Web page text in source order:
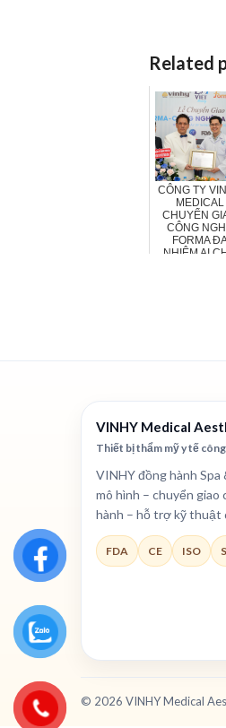
Related
CÔNG TY
MEDICAL
CHUYỂN
CÔNG
FORMA
NHIỆM AI
VINHY Medical
Thiết bị thẩm mỹ y tế
VINHY đồng hành
mô hình – chuyển giao
hành – hỗ trợ kỹ thuật
FDA CE ISO
© 2026 VINHY Medical